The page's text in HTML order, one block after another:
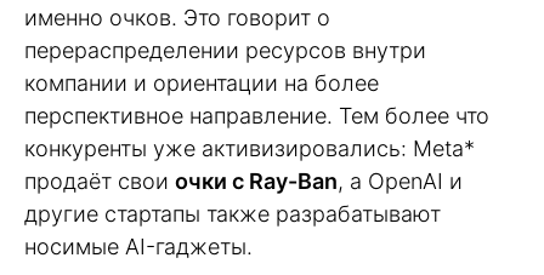
именно очков. Это говорит о
перераспределении ресурсов внутри
компании и ориентации на более
перспективное направление. Тем более что
конкуренты уже активизировались: Meta*
продаёт свои очки с Ray-Ban, а OpenAI и
другие стартапы также разрабатывают
носимые AI-гаджеты.